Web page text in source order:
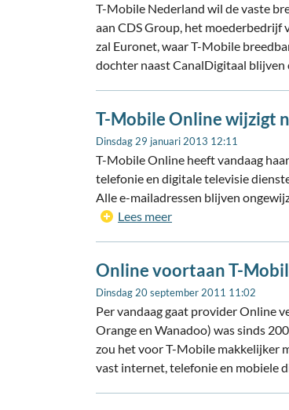
T-Mobile Nederland wil de vaste
aan CDS Group, het
zal Euronet, waar T-Mobile
dochter naast CanalDigitaal blijven
T-Mobile Online wijzigt
Dinsdag 29 januari 2013 12:11
T-Mobile Online heeft vandaag
telefonie en digitale televisie
Alle e-mailadressen blijven
Lees meer
Online voortaan T-
Dinsdag 20 september 2011 11:02
Per vandaag gaat provider Online
Orange en Wanadoo) was sinds
zou het voor T-Mobile makkelijker
vast internet, telefonie en mobiele